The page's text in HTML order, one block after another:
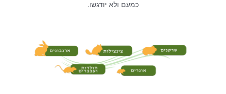
כמעם ולא יודגשו.